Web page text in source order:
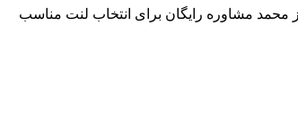
مشاوره رایگان برای انتخاب لنت مناسب